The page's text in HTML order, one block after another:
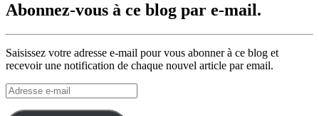
Abonnez-vous à ce blog par e-mail.
Saisissez votre adresse e-mail pour vous abonner à ce blog et
recevoir une notification de chaque nouvel article par email.
Adresse
e-